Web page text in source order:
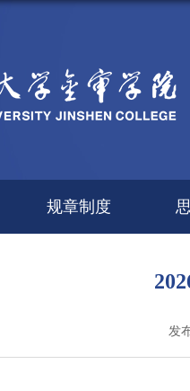
规章制度
发